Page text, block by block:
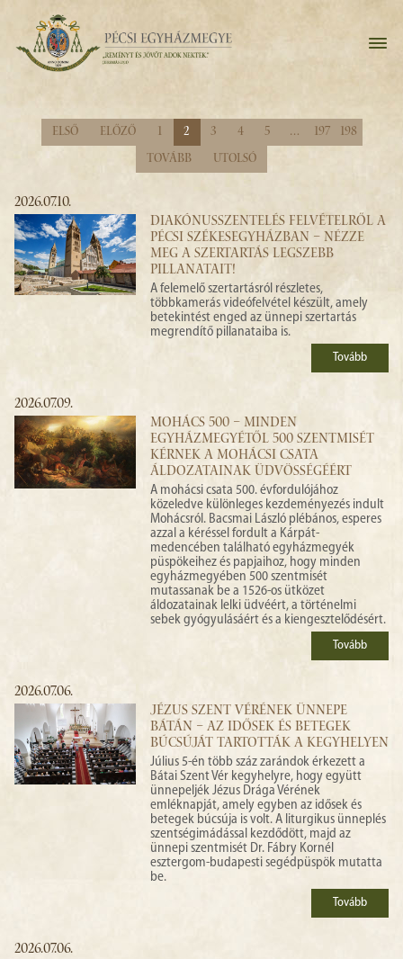
Első Előző 1 2 3 4 5 … 197
198
Tovább
Utolsó
2026.07.10.
DIAKÓNUSSZENTELÉS FELVÉTELRŐL A
PÉCSI SZÉKESEGYHÁZBAN – NÉZZE
MEG A SZERTARTÁS LEGSZEBB
PILLANATAIT!
A felemelő szertartásról részletes,
többkamerás videófelvétel készült, amely
betekintést enged az ünnepi szertartás
megrendítő pillanataiba is.
Tovább
2026.07.09.
MOHÁCS 500 – MINDEN
EGYHÁZMEGYÉTŐL 500 SZENTMISÉT
KÉRNEK A MOHÁCSI CSATA
ÁLDOZATAINAK ÜDVÖSSÉGÉÉRT
A mohácsi csata 500. évfordulójához
közeledve különleges kezdeményezés indult
Mohácsról. Bacsmai László plébános, esperes
azzal a kéréssel fordult a Kárpát-
medencében található egyházmegyék
püspökeihez és papjaihoz, hogy minden
egyházmegyében 500 szentmisét
mutassanak be a 1526-os ütközet
áldozatainak lelki üdvéért, a történelmi
sebek gyógyulásáért és a kiengesztelődésért.
Tovább
2026.07.06.
JÉZUS SZENT VÉRÉNEK ÜNNEPE
BÁTÁN – AZ IDŐSEK ÉS BETEGEK
BÚCSÚJÁT TARTOTTÁK A KEGYHELYEN
Július 5-én több száz zarándok érkezett a
Bátai Szent Vér kegyhelyre, hogy együtt
ünnepeljék Jézus Drága Vérének
emléknapját, amely egyben az idősek és
betegek búcsúja is volt. A liturgikus ünneplés
szentségimádással kezdődött, majd az
ünnepi szentmisét Dr. Fábry Kornél
esztergom-budapesti segédpüspök mutatta
be.
Tovább
2026.07.06.